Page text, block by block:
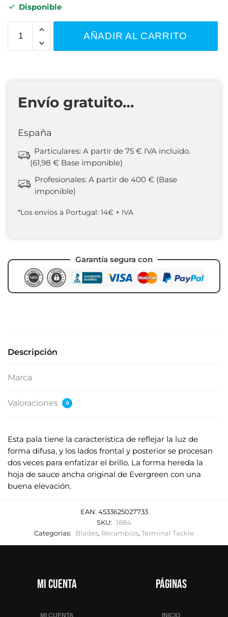
Disponible
AÑADIR AL CARRITO
Envío gratuito…
España
Particulares: A partir de 75 € IVA incluido.
(61,98 € Base imponible)
Profesionales: A partir de 400 € (Base
imponible)
*Los envíos a Portugal: 14€ + IVA
Garantía segura con
Descripción
Marca
Valoraciones 0
Esta pala tiene la característica de reflejar la luz de
forma difusa, y los lados frontal y posterior se procesan
dos veces para enfatizar el brillo. La forma hereda la
hoja de sauce ancha original de Evergreen con una
buena elevación.
EAN: 4533625027733
SKU: 1884
Categorías:
Blades, Recambios, Terminal Tackle
Mi cuenta Páginas